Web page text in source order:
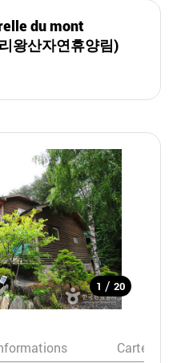
du mont
왕산자연휴양림)
1 / 20
Carte